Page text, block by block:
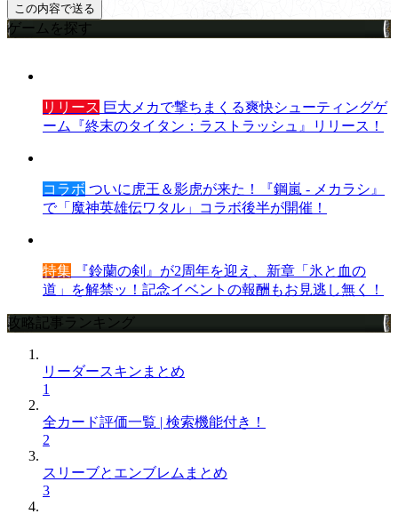
ゲームを探す
リリース 巨大メカで撃ちまくる爽快シューティングゲ
ーム『終末のタイタン：ラストラッシュ』リリース！
コラボ ついに虎王＆影虎が来た！『鋼嵐 - メカラシ』
で「魔神英雄伝ワタル」コラボ後半が開催！
特集 『鈴蘭の剣』が2周年を迎え、新章「氷と血の
道」を解禁ッ！記念イベントの報酬もお見逃し無く！
攻略記事ランキング
リーダースキンまとめ
1
全カード評価一覧 | 検索機能付き！
2
スリーブとエンブレムまとめ
3